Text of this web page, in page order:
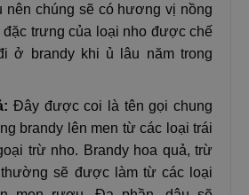
nên chúng sẽ có hương vị nồng
đặc trưng của loại nho được chế
ở brandy khi ủ lâu năm trong
Đây được coi là tên gọi chung
brandy lên men từ các loại trái
trừ nho. Brandy hoa quả, trừ
sẽ được làm từ các loại